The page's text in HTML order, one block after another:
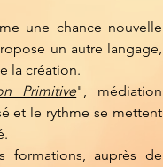
une chance nouvelle
un autre langage,
la création.
Primitive", médiation
et le rythme se mettent
formations, auprès de